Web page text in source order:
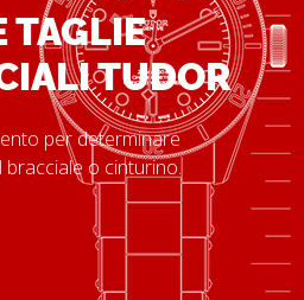
TAGLIE
TUDOR
per determinare
o cinturino.